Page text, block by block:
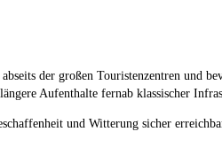
der großen Touristenzentren und
Aufenthalte fernab klassischer
und Witterung sicher